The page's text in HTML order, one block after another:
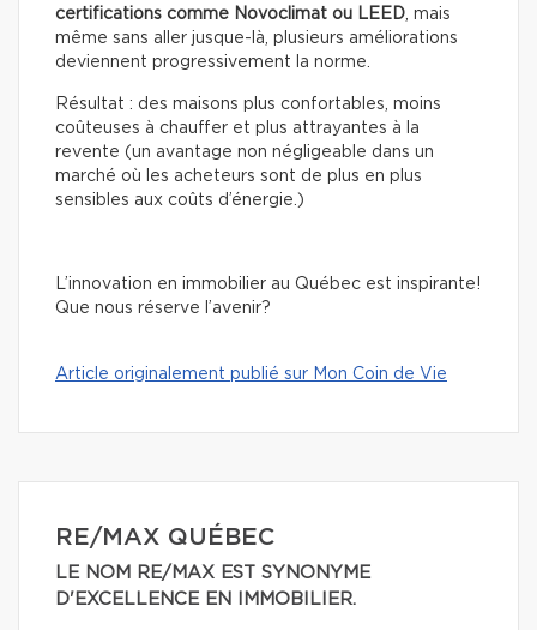
certifications comme Novoclimat ou LEED, mais
même sans aller jusque-là, plusieurs améliorations
deviennent progressivement la norme.
Résultat : des maisons plus confortables, moins
coûteuses à chauffer et plus attrayantes à la
revente (un avantage non négligeable dans un
marché où les acheteurs sont de plus en plus
sensibles aux coûts d’énergie.)
L’innovation en immobilier au Québec est inspirante!
Que nous réserve l’avenir?
Article originalement publié sur Mon Coin de Vie
RE/MAX QUÉBEC
LE NOM RE/MAX EST SYNONYME
D'EXCELLENCE EN IMMOBILIER.